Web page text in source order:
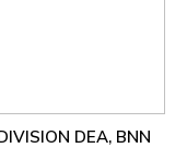
DEA, BNN